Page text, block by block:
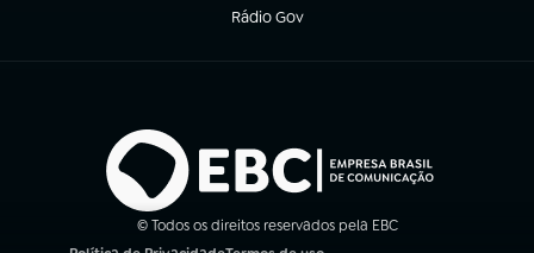
Rádio Gov
(abre em nova aba)
© Todos os direitos reservados pela EBC